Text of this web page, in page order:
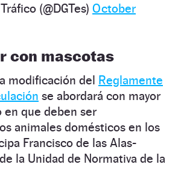
(@DGTes) October
con mascotas
modificación del Reglamente
se abordará con mayor
que deben ser
animales domésticos en los
Francisco de las Alas-
la Unidad de Normativa de la